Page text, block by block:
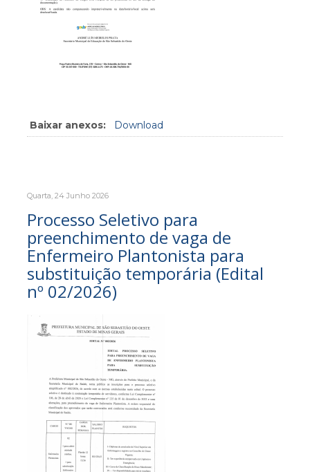
Baixar anexos: Download
Quarta, 24 Junho 2026
Processo Seletivo para
preenchimento de vaga de
Enfermeiro Plantonista para
substituição temporária (Edital
nº 02/2026)